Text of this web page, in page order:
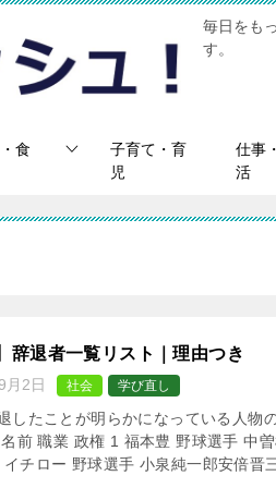
毎日をも
す。
食
子育て・育
児
仕事
活
辞退者一覧リスト｜理由つき
月2日 社会 学び直し
したことが明らかになっている人物
前 職業 政権 1 福本豊 野球選手 中
イチロー 野球選手 小泉純一郎安倍